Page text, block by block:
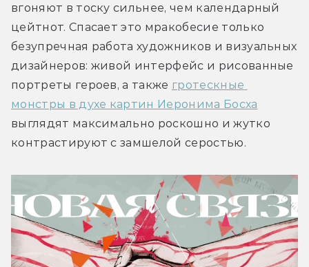
вгоняют в тоску сильнее, чем календарный
цейтнот. Спасает это мракобесие только
безупречная работа художников и визуальных
дизайнеров: живой интерфейс и рисованные
портреты героев, а также гротескные
монстры в духе картин Иеронима Босха
выглядят максимально роскошно и жутко
контрастируют с замшелой серостью.